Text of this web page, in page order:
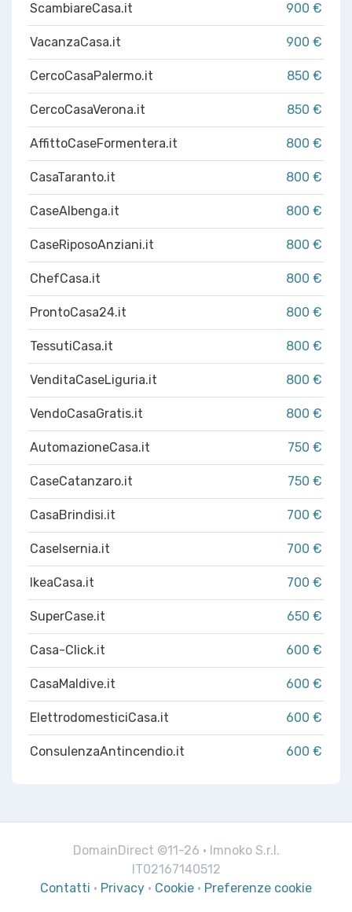
ScambiareCasa.it 900 €
VacanzaCasa.it 900 €
CercoCasaPalermo.it 850 €
CercoCasaVerona.it 850 €
AffittoCaseFormentera.it 800 €
CasaTaranto.it 800 €
CaseAlbenga.it 800 €
CaseRiposoAnziani.it 800 €
ChefCasa.it 800 €
ProntoCasa24.it 800 €
TessutiCasa.it 800 €
VenditaCaseLiguria.it 800 €
VendoCasaGratis.it 800 €
AutomazioneCasa.it 750 €
CaseCatanzaro.it 750 €
CasaBrindisi.it 700 €
CaseIsernia.it 700 €
IkeaCasa.it 700 €
SuperCase.it 650 €
Casa-Click.it 600 €
CasaMaldive.it 600 €
ElettrodomesticiCasa.it 600 €
ConsulenzaAntincendio.it 600 €
DomainDirect ©11-26 · Imnoko S.r.l.
IT02167140512
Contatti · Privacy · Cookie · Preferenze cookie